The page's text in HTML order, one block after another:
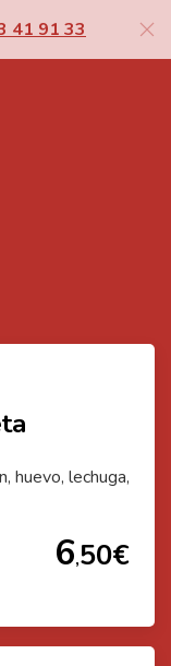
41 91 33
huevo, lechuga,
6,50€